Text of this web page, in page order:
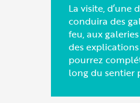
La visite, d’une
conduira des
feu, aux
des
pourrez
long du sentier